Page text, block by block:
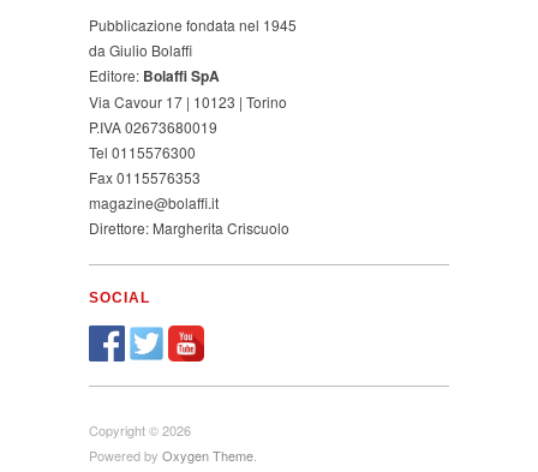
Pubblicazione fondata nel 1945
da Giulio Bolaffi
Editore: Bolaffi SpA
Via Cavour 17 | 10123 | Torino
P.IVA 02673680019
Tel 0115576300
Fax 0115576353
magazine@bolaffi.it
Direttore: Margherita Criscuolo
SOCIAL
Copyright © 2026
Powered by Oxygen Theme